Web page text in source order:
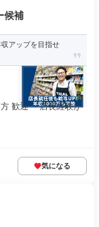
候補
アップを目指せ
歓迎 ・店長経験が
気になる